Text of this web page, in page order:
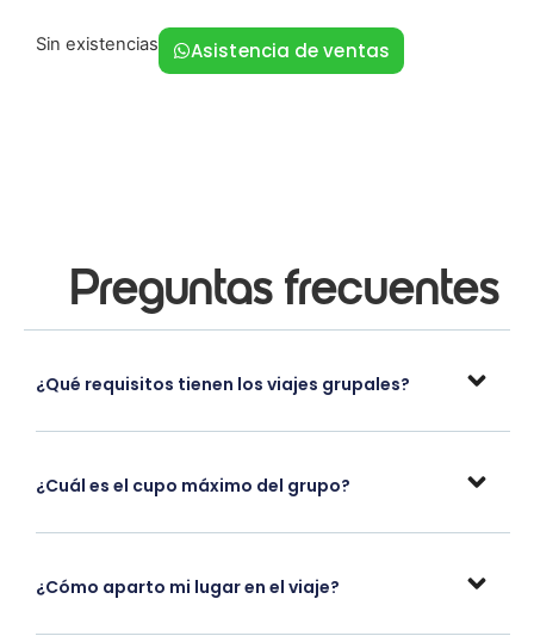
Sin existencias Asistencia de ventas
Preguntas frecuentes
¿Qué requisitos tienen los viajes grupales?
¿Cuál es el cupo máximo del grupo?
¿Cómo aparto mi lugar en el viaje?